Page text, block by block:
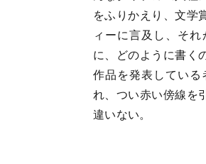
をふりかえり、文学
ィーに言及し、そ
に、どのように書
作品を発表してい
れ、つい赤い傍線を
違いない。